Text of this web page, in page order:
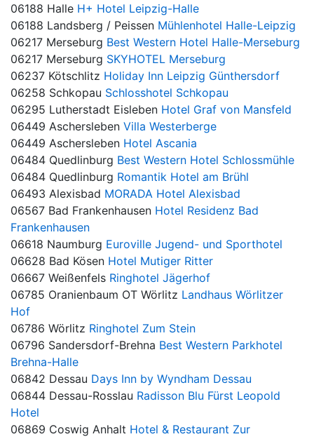
06188 Halle H+ Hotel Leipzig-Halle
06188 Landsberg / Peissen Mühlenhotel Halle-Leipzig
06217 Merseburg Best Western Hotel Halle-Merseburg
06217 Merseburg SKYHOTEL Merseburg
06237 Kötschlitz Holiday Inn Leipzig Günthersdorf
06258 Schkopau Schlosshotel Schkopau
06295 Lutherstadt Eisleben Hotel Graf von Mansfeld
06449 Aschersleben Villa Westerberge
06449 Aschersleben Hotel Ascania
06484 Quedlinburg Best Western Hotel Schlossmühle
06484 Quedlinburg Romantik Hotel am Brühl
06493 Alexisbad MORADA Hotel Alexisbad
06567 Bad Frankenhausen Hotel Residenz Bad
Frankenhausen
06618 Naumburg Euroville Jugend- und Sporthotel
06628 Bad Kösen Hotel Mutiger Ritter
06667 Weißenfels Ringhotel Jägerhof
06785 Oranienbaum OT Wörlitz Landhaus Wörlitzer
Hof
06786 Wörlitz Ringhotel Zum Stein
06796 Sandersdorf-Brehna Best Western Parkhotel
Brehna-Halle
06842 Dessau Days Inn by Wyndham Dessau
06844 Dessau-Rosslau Radisson Blu Fürst Leopold
Hotel
06869 Coswig Anhalt Hotel & Restaurant Zur